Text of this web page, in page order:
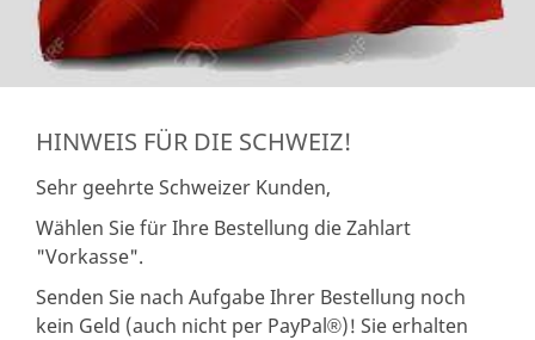
HINWEIS FÜR DIE SCHWEIZ!
Sehr geehrte Schweizer Kunden,
Wählen Sie für Ihre Bestellung die Zahlart
"Vorkasse".
Senden Sie nach Aufgabe Ihrer Bestellung noch
kein Geld (auch nicht per PayPal®)! Sie erhalten